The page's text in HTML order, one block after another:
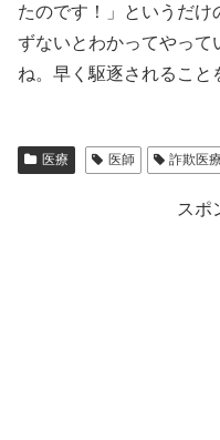
たのです！」というだけ
ずないとわかってやって
ね。早く駆逐されること
医療 医師 詐欺医
スポ